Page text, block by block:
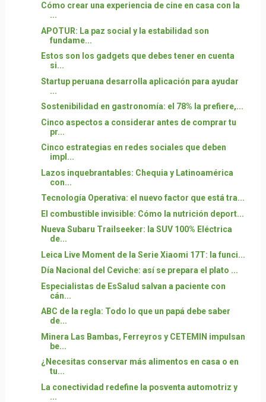
Cómo crear una experiencia de cine en casa con la
...
APOTUR: La paz social y la estabilidad son
fundame...
Estos son los gadgets que debes tener en cuenta
si...
Startup peruana desarrolla aplicación para ayudar
...
Sostenibilidad en gastronomía: el 78% la prefiere,...
Cinco aspectos a considerar antes de comprar tu
pr...
Cinco estrategias en redes sociales que deben
impl...
Lazos inquebrantables: Chequia y Latinoamérica
con...
Tecnología Operativa: el nuevo factor que está tra...
El combustible invisible: Cómo la nutrición deport...
Nueva Subaru Trailseeker: la SUV 100% Eléctrica
de...
Leica Live Moment de la Serie Xiaomi 17T: la funci...
Día Nacional del Ceviche: así se prepara el plato ...
Especialistas de EsSalud salvan a paciente con
cán...
ABC de la regla: Todo lo que un papá debe saber
de...
Minera Las Bambas, Ferreyros y CETEMIN impulsan
be...
¿Necesitas conservar más alimentos en casa o en
tu...
La conectividad redefine la posventa automotriz y
...